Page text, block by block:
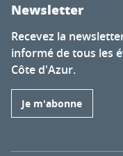
Newsletter
Recevez la
informé de tous les
Côte d'Azur.
Je m'abonne